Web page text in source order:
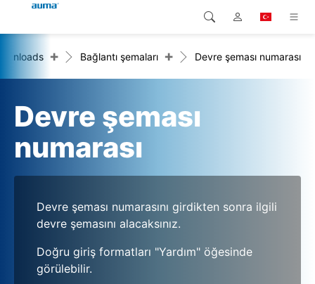
Ürünler
Şirketler
Global
Avrupa
Asya ve Pasifik
Kuzey Amerika
Arama
+ Bağlantı şemaları + Devre şeması numarası
Devre şeması
numarası
Devre şeması numarasını girdikten sonra ilgili
devre şemasını alacaksınız.
Doğru giriş formatları "Yardım" öğesinde
görülebilir.